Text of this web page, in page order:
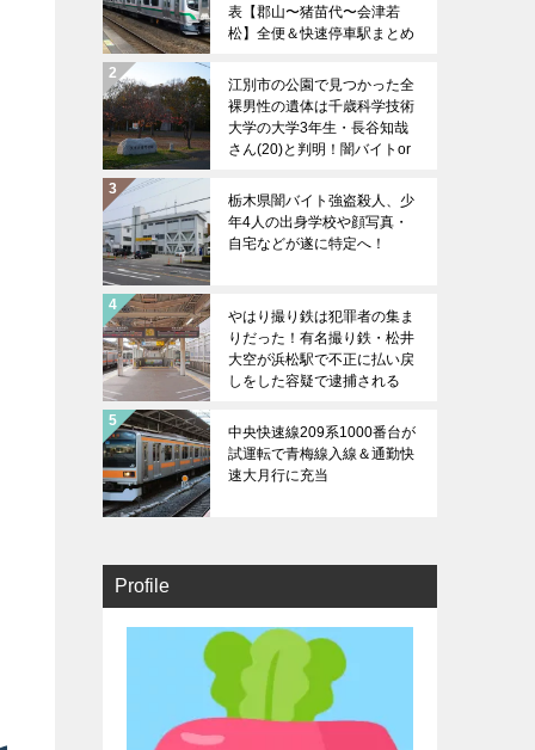
表【郡山〜猪苗代〜会津若
松】全便＆快速停車駅まとめ
江別市の公園で見つかった全
裸男性の遺体は千歳科学技術
大学の大学3年生・長谷知哉
さん(20)と判明！闇バイトor
栃木県闇バイト強盗殺人、少
年4人の出身学校や顔写真・
自宅などが遂に特定へ！
やはり撮り鉄は犯罪者の集ま
りだった！有名撮り鉄・松井
大空が浜松駅で不正に払い戻
しをした容疑で逮捕される
中央快速線209系1000番台が
試運転で青梅線入線＆通勤快
速大月行に充当
Profile